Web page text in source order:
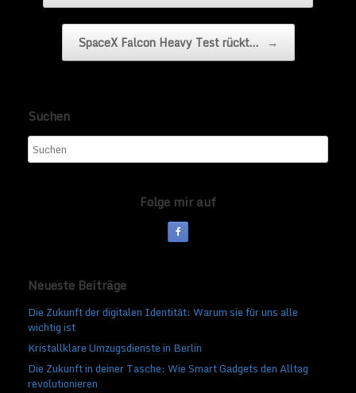
SpaceX Falcon Heavy Test rückt… →
Suchen
Folge mir auf
Neueste Beiträge
Die Zukunft der digitalen Identität: Warum sie für uns alle
wichtig ist
Kristallklare Umzugsdienste in Berlin
Die Zukunft in deiner Tasche: Wie Smart Gadgets den Alltag
revolutionieren